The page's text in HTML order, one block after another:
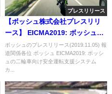
プレスリリース
【ボッシュ株式会社プレスリリ
ース】 EICMA2019: ボッシュの
二輪車向け安全運転支援システ
ム カワサキが初めて日本の二輪
車メーカーとして採用を発表
ボッシュのプレスリリース(2019.11.05) 報
道関係各位 ボッシュ EICMA2019: ボッシ
ュの二輪車向け安全運転支援システム
カ...